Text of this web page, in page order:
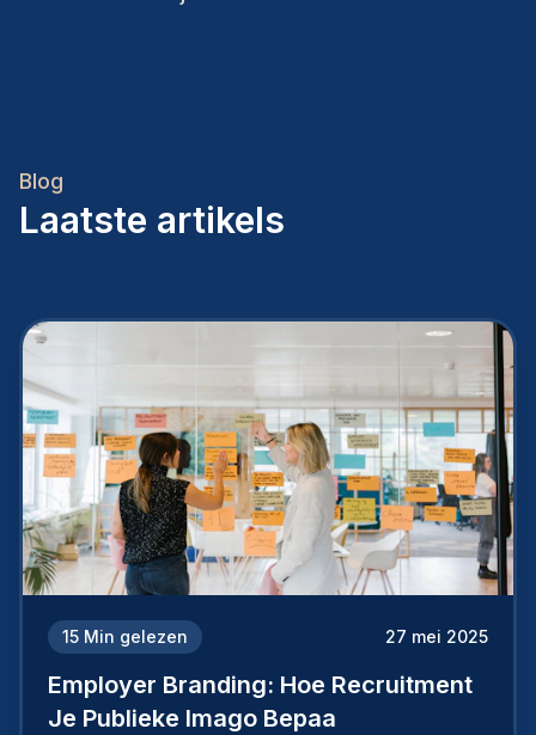
Blog
Laatste artikels
15 Min gelezen 27 mei 2025
Employer Branding: Hoe Recruitment
Je Publieke Imago Bepaa